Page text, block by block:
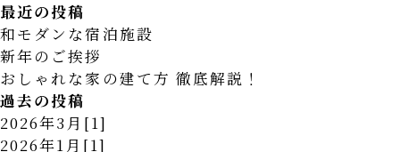
最近の投稿
和モダンな宿泊施設
新年のご挨拶
おしゃれな家の建て方 徹底解説！
過去の投稿
2026年3月[1]
2026年1月[1]